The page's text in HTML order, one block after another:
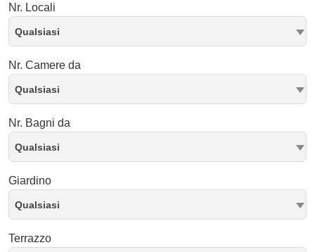
Nr. Locali
Qualsiasi
Nr. Camere da
Qualsiasi
Nr. Bagni da
Qualsiasi
Giardino
Qualsiasi
Terrazzo